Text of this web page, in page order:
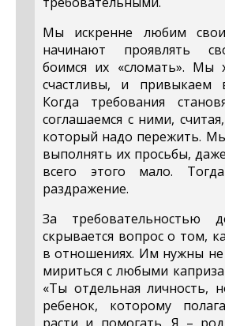
Мы искренне любим
начинают проявлять
боимся их «сломать».
счастливы, и привыкаем
Когда требования
соглашаемся с ними,
который надо пережить.
выполнять их просьбы,
всего этого мало.
раздражение.
За
скрывается вопрос о том,
в отношениях. Им нужны не
мириться с любыми
«Ты отдельная личность,
ребенок, которому